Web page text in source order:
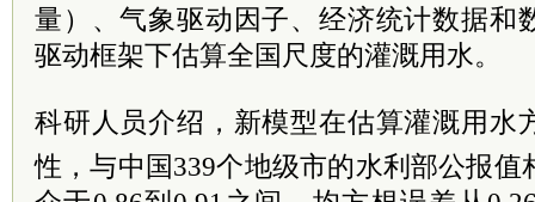
量）、气象驱动因子、经济统计数据和
驱动框架下估算全国尺度的灌溉用水。
科研人员介绍，新模型在估算灌溉用水
性，与中国339个地级市的水利部公报值